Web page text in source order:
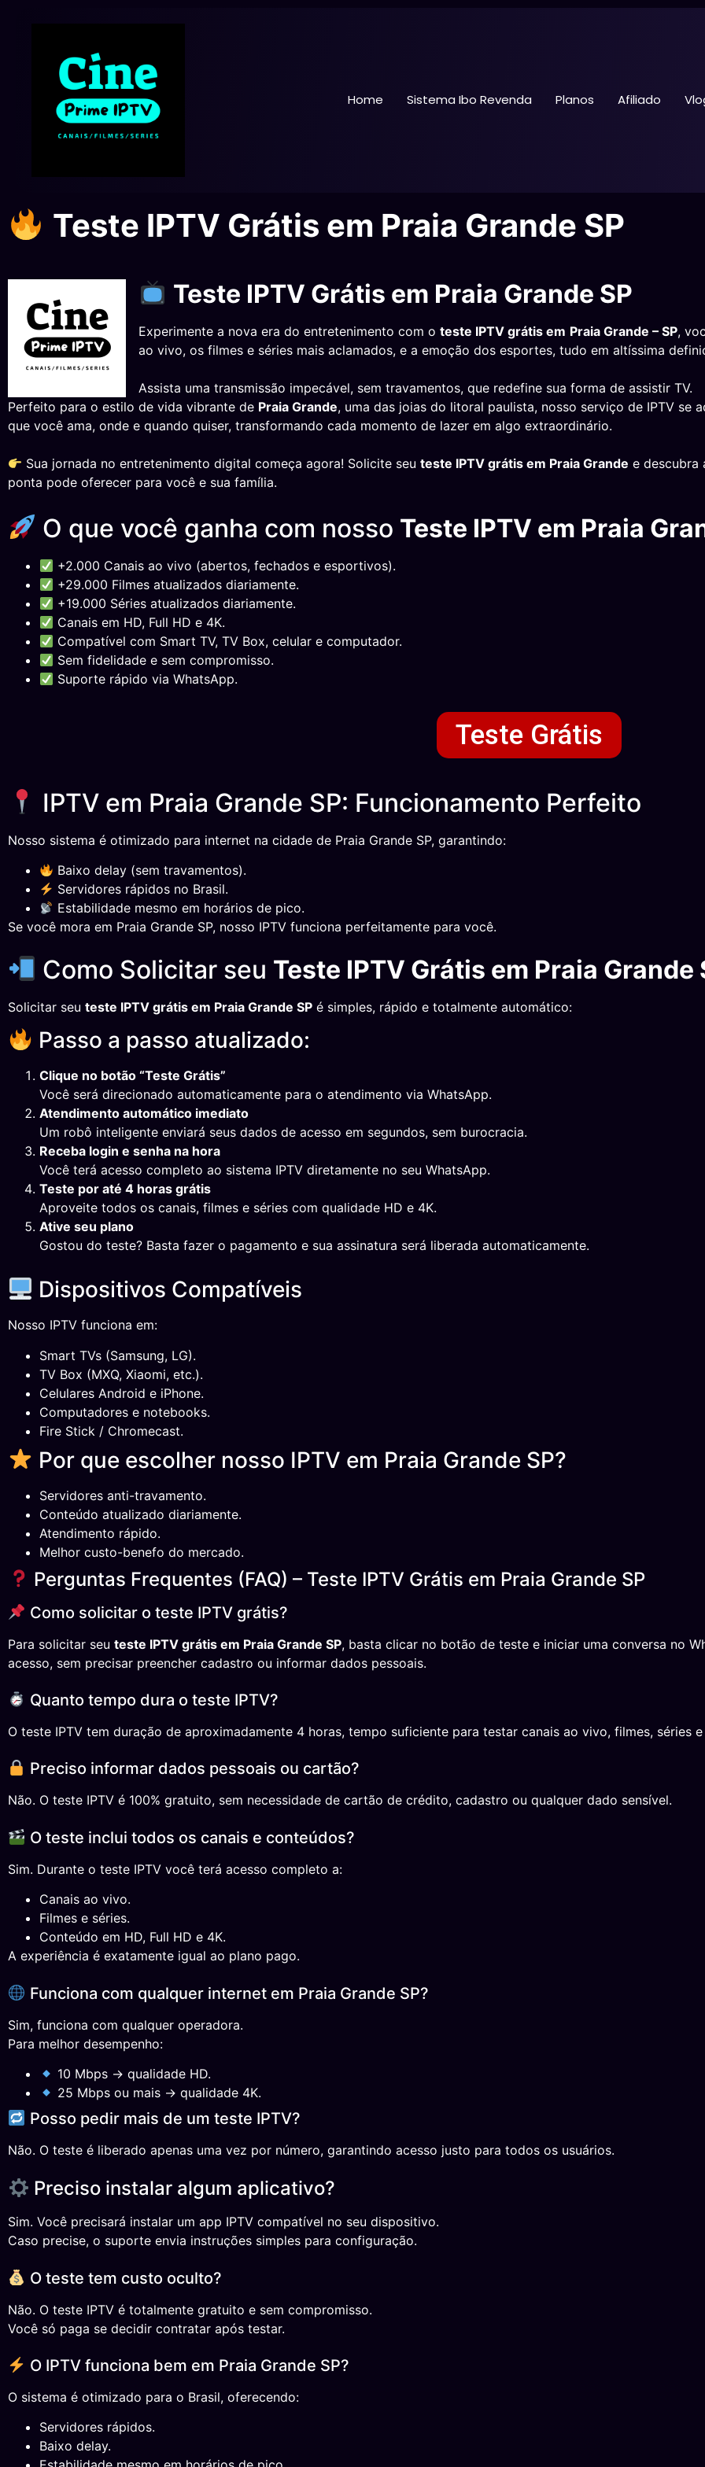
Home Sistema Ibo Revenda Planos Afiliado
Teste IPTV Grátis em Praia Grande SP
Teste IPTV Grátis em Praia Grande SP
Experimente a nova era do entretenimento com o teste IPTV grátis em Praia Grande – SP,
ao vivo, os filmes e séries mais aclamados, e a emoção dos esportes, tudo em altíssima
Assista uma transmissão impecável, sem travamentos, que redefine sua forma de assistir TV.
Perfeito para o estilo de vida vibrante de Praia Grande, uma das joias do litoral paulista, nosso serviço de IPTV se
que você ama, onde e quando quiser, transformando cada momento de lazer em algo extraordinário.
Sua jornada no entretenimento digital começa agora! Solicite seuteste IPTV grátis em Praia Grande e descubra
ponta pode oferecer para você e sua família.
O que você ganha com nosso Teste IPTV em Praia
+2.000 Canais ao vivo (abertos, fechados e esportivos).
+29.000 Filmes atualizados diariamente.
+19.000 Séries atualizados diariamente.
Canais em HD, Full HD e 4K.
Compatível com Smart TV, TV Box, celular e computador.
Sem fidelidade e sem compromisso.
Suporte rápido via WhatsApp.
Teste Grátis
IPTV em Praia Grande SP: Funcionamento Perfeito
Nosso sistema é otimizado para internet na cidade de Praia Grande SP, garantindo:
Baixo delay (sem travamentos).
Servidores rápidos no Brasil.
Estabilidade mesmo em horários de pico.
Se você mora em Praia Grande SP, nosso IPTV funciona perfeitamente para você.
Como Solicitar seu Teste IPTV Grátis em Praia Grande
Solicitar seu teste IPTV grátis em Praia Grande SP é simples, rápido e totalmente automático:
Passo a passo atualizado:
Clique no botão “Teste Grátis”
Você será direcionado automaticamente para o atendimento via WhatsApp.
Atendimento automático imediato
Um robô inteligente enviará seus dados de acesso em segundos, sem burocracia.
Receba login e senha na hora
Você terá acesso completo ao sistema IPTV diretamente no seu WhatsApp.
Teste por até 4 horas grátis
Aproveite todos os canais, filmes e séries com qualidade HD e 4K.
Ative seu plano
Gostou do teste? Basta fazer o pagamento e sua assinatura será liberada automaticamente.
Dispositivos Compatíveis
Nosso IPTV funciona em:
Smart TVs (Samsung, LG).
TV Box (MXQ, Xiaomi, etc.).
Celulares Android e iPhone.
Computadores e notebooks.
Fire Stick / Chromecast.
Por que escolher nosso IPTV em Praia Grande SP?
Servidores anti-travamento.
Conteúdo atualizado diariamente.
Atendimento rápido.
Melhor custo-benefo do mercado.
Perguntas Frequentes (FAQ) – Teste IPTV Grátis em Praia Grande SP
Como solicitar o teste IPTV grátis?
Para solicitar seu teste IPTV grátis em Praia Grande SP, basta clicar no botão de teste e iniciar uma conversa no
acesso, sem precisar preencher cadastro ou informar dados pessoais.
Quanto tempo dura o teste IPTV?
O teste IPTV tem duração de aproximadamente 4 horas, tempo suficiente para testar canais ao vivo, filmes, séries
Preciso informar dados pessoais ou cartão?
Não. O teste IPTV é 100% gratuito, sem necessidade de cartão de crédito, cadastro ou qualquer dado sensível.
O teste inclui todos os canais e conteúdos?
Sim. Durante o teste IPTV você terá acesso completo a:
Canais ao vivo.
Filmes e séries.
Conteúdo em HD, Full HD e 4K.
A experiência é exatamente igual ao plano pago.
Funciona com qualquer internet em Praia Grande SP?
Sim, funciona com qualquer operadora.
Para melhor desempenho:
10 Mbps → qualidade HD.
25 Mbps ou mais → qualidade 4K.
Posso pedir mais de um teste IPTV?
Não. O teste é liberado apenas uma vez por número, garantindo acesso justo para todos os usuários.
Preciso instalar algum aplicativo?
Sim. Você precisará instalar um app IPTV compatível no seu dispositivo.
Caso precise, o suporte envia instruções simples para configuração.
O teste tem custo oculto?
Não. O teste IPTV é totalmente gratuito e sem compromisso.
Você só paga se decidir contratar após testar.
O IPTV funciona bem em Praia Grande SP?
O sistema é otimizado para o Brasil, oferecendo:
Servidores rápidos.
Baixo delay.